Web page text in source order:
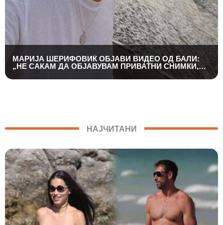
МАРИЈА ШЕРИФОВИЌ ОБЈАВИ ВИДЕО ОД БАЛИ:
„НЕ САКАМ ДА ОБЈАВУВАМ ПРИВАТНИ СНИМКИ,
НАЈЧИТАНИ